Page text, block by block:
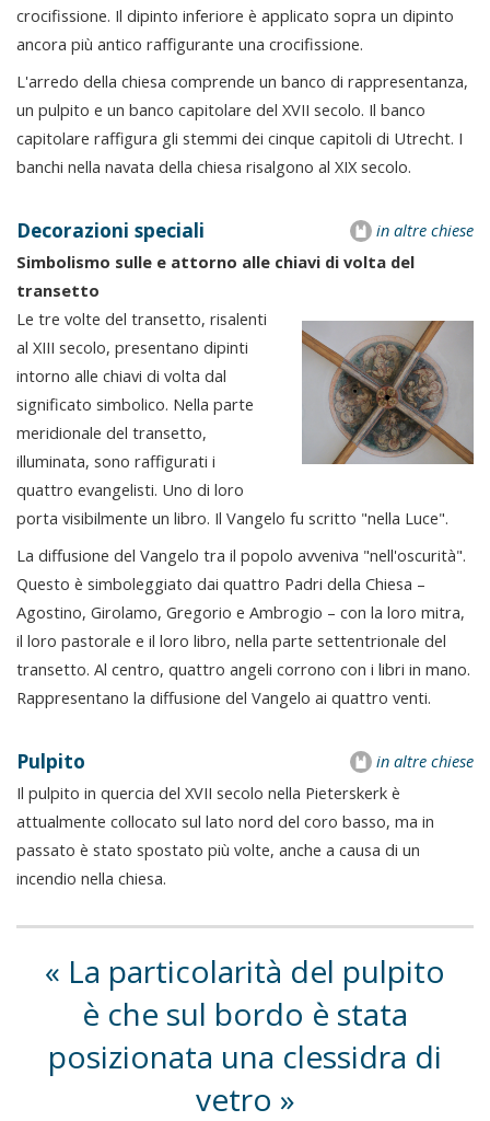
crocifissione. Il dipinto inferiore è applicato sopra un dipinto
ancora più antico raffigurante una crocifissione.
L'arredo della chiesa comprende un banco di rappresentanza,
un pulpito e un banco capitolare del XVII secolo. Il banco
capitolare raffigura gli stemmi dei cinque capitoli di Utrecht. I
banchi nella navata della chiesa risalgono al XIX secolo.
in altre chiese
Decorazioni speciali
Simbolismo sulle e attorno alle chiavi di volta del
transetto
Le tre volte del transetto, risalenti
al XIII secolo, presentano dipinti
intorno alle chiavi di volta dal
significato simbolico. Nella parte
meridionale del transetto,
illuminata, sono raffigurati i
quattro evangelisti. Uno di loro
porta visibilmente un libro. Il Vangelo fu scritto "nella Luce".
La diffusione del Vangelo tra il popolo avveniva "nell'oscurità".
Questo è simboleggiato dai quattro Padri della Chiesa –
Agostino, Girolamo, Gregorio e Ambrogio – con la loro mitra,
il loro pastorale e il loro libro, nella parte settentrionale del
transetto. Al centro, quattro angeli corrono con i libri in mano.
Rappresentano la diffusione del Vangelo ai quattro venti.
in altre chiese
Pulpito
Il pulpito in quercia del XVII secolo nella Pieterskerk è
attualmente collocato sul lato nord del coro basso, ma in
passato è stato spostato più volte, anche a causa di un
incendio nella chiesa.
La particolarità del pulpito
è che sul bordo è stata
posizionata una clessidra di
vetro